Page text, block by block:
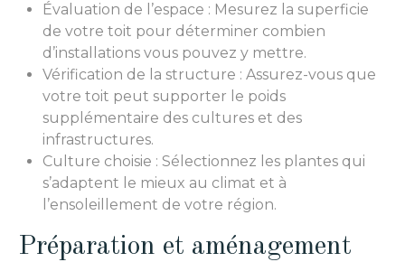
Évaluation de l’espace : Mesurez la superficie
de votre toit pour déterminer combien
d’installations vous pouvez y mettre.
Vérification de la structure : Assurez-vous que
votre toit peut supporter le poids
supplémentaire des cultures et des
infrastructures.
Culture choisie : Sélectionnez les plantes qui
s’adaptent le mieux au climat et à
l’ensoleillement de votre région.
Préparation et aménagement